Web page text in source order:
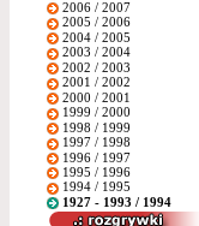
2006 / 2007
2005 / 2006
2004 / 2005
2003 / 2004
2002 / 2003
2001 / 2002
2000 / 2001
1999 / 2000
1998 / 1999
1997 / 1998
1996 / 1997
1995 / 1996
1994 / 1995
1927 - 1993 / 1994